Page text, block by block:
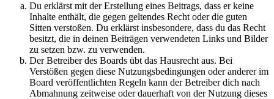
Du erklärst mit der Erstellung eines Beitrags, dass er keine
Inhalte enthält, die gegen geltendes Recht oder die guten
Sitten verstoßen. Du erklärst insbesondere, dass du das Recht
besitzt, die in deinen Beiträgen verwendeten Links und Bilder
zu setzen bzw. zu verwenden.
Der Betreiber des Boards übt das Hausrecht aus. Bei
Verstößen gegen diese Nutzungsbedingungen oder anderer im
Board veröffentlichten Regeln kann der Betreiber dich nach
Abmahnung zeitweise oder dauerhaft von der Nutzung dieses